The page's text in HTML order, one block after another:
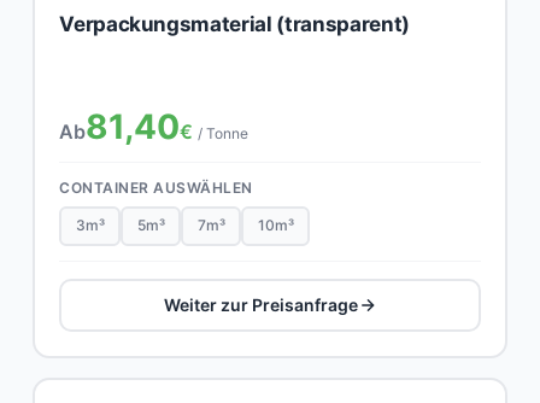
Verpackungsmaterial (transparent)
Ab81,40€ / Tonne
CONTAINER AUSWÄHLEN
3m³ 5m³ 7m³ 10m³
Weiter zur Preisanfrage